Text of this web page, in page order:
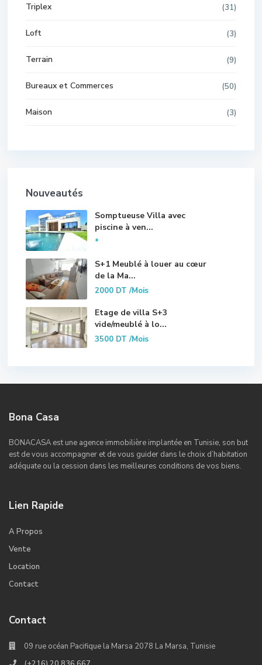
Triplex (31)
Loft (3)
Terrain (9)
Bureaux et Commerces (50)
Maison (3)
Nouveautés
Somptueuse Villa avec
piscine à ven...
*
S+1 Meublé à louer au cœur
de la Ma...
2000 DT/Mois
Etage de villa S+3
vide/meublé à lo...
3500 DT/Mois
Bona Casa
BONACASA est une agence immobilière implantée en Tunisie, son but
est de vous accompagner et de vous guider dans le choix d’habitation
adéquate ou la cession dans les meilleures conditions de vos biens.
Lien Rapide
A Propos
Vente
Location
Contact
Contact
09 rue océan Pacifique la Marsa 2078 La Marsa, Tunisie